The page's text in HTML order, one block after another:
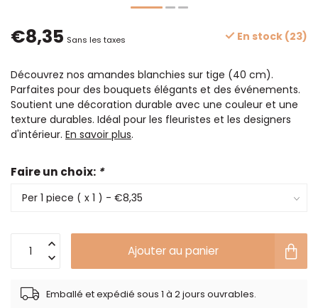
€8,35 Sans les taxes En stock (23)
Découvrez nos amandes blanchies sur tige (40 cm).
Parfaites pour des bouquets élégants et des événements.
Soutient une décoration durable avec une couleur et une
texture durables. Idéal pour les fleuristes et les designers
d'intérieur. En savoir plus.
Faire un choix: *
Ajouter au panier
Emballé et expédié sous 1 à 2 jours ouvrables.